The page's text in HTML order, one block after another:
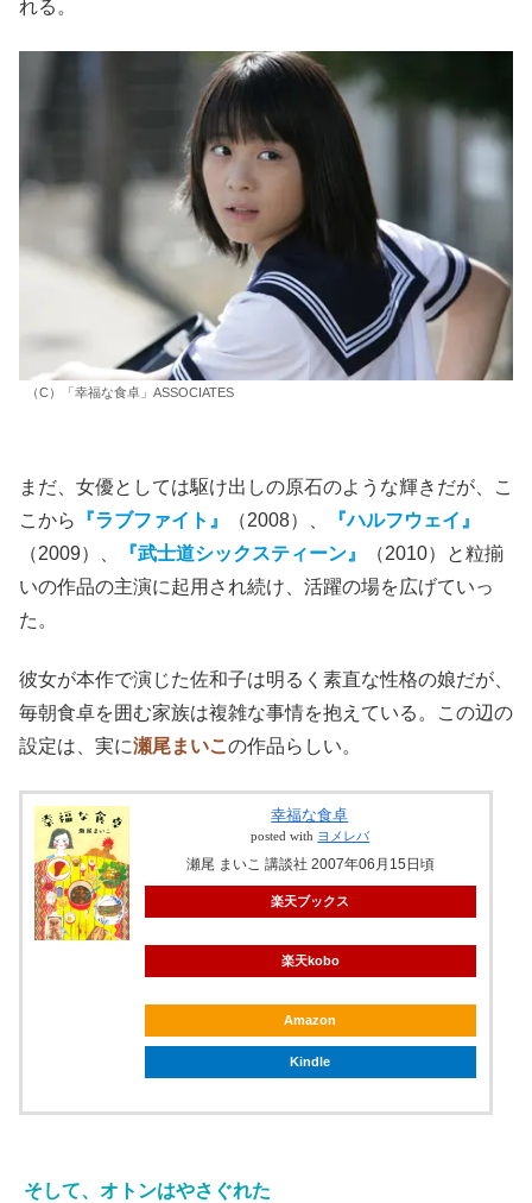
れる。
（C）「幸福な食卓」ASSOCIATES
まだ、女優としては駆け出しの原石のような輝きだが、こ
こから
『ラブファイト』 （2008）、
『ハルフウェイ』
（2009）、
『武士道シックスティーン』
（2010）と粒揃
いの作品の主演に起用され続け、活躍の場を広げていっ
た。
彼女が本作で演じた佐和子は明るく素直な性格の娘だが、
毎朝食卓を囲む家族は複雑な事情を抱えている。この辺の
設定は、実に瀬尾まいこ の作品らしい。
幸福な食卓
posted with ヨメレバ
瀬尾 まいこ 講談社 2007年06月15日頃
楽天ブックス
楽天kobo
Amazon
Kindle
そして、オトンはやさぐれた